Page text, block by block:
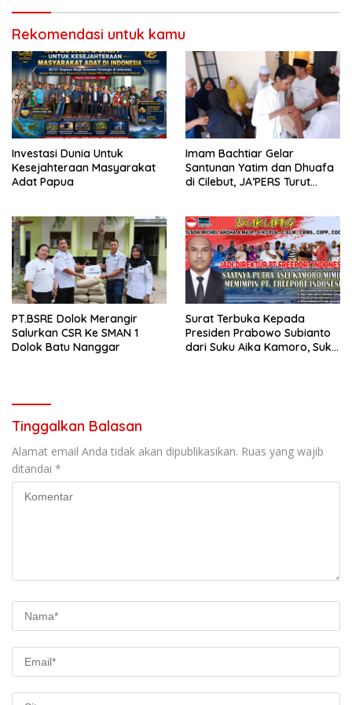
Rekomendasi untuk kamu
Investasi Dunia Untuk
Kesejahteraan Masyarakat
Adat Papua
Imam Bachtiar Gelar
Santunan Yatim dan Dhuafa
di Cilebut, JA’PERS Turut
PT.BSRE Dolok Merangir
Salurkan CSR Ke SMAN 1
Dolok Batu Nanggar
Surat Terbuka Kepada
Presiden Prabowo Subianto
dari Suku Aika Kamoro, Suku
Tinggalkan Balasan
Alamat email Anda tidak akan dipublikasikan. Ruas yang wajib
ditandai *